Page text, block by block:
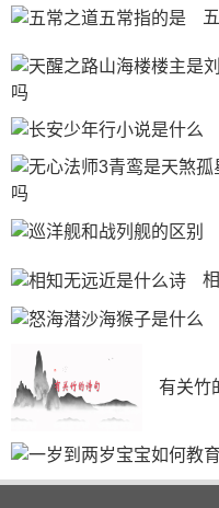
载中的神话故事。因其
姓，引出哪吒大闹龙宫
经改编造就了一批动画
厂，在上世纪七十年代
“色彩鲜艳、风格雅致、
评。
有关竹